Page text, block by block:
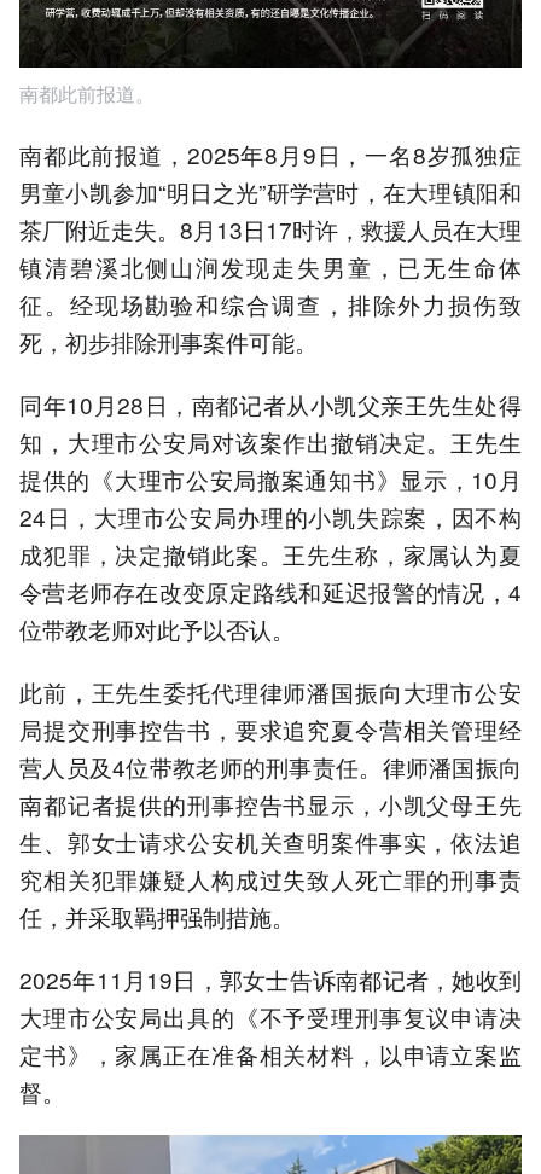
南都此前报道。
南都此前报道，2025年8月9日，一名8岁孤独症
男童小凯参加“明日之光”研学营时，在大理镇阳和
茶厂附近走失。8月13日17时许，救援人员在大理
镇清碧溪北侧山涧发现走失男童，已无生命体
征。经现场勘验和综合调查，排除外力损伤致
死，初步排除刑事案件可能。
同年10月28日，南都记者从小凯父亲王先生处得
知，大理市公安局对该案作出撤销决定。王先生
提供的《大理市公安局撤案通知书》显示，10月
24日，大理市公安局办理的小凯失踪案，因不构
成犯罪，决定撤销此案。王先生称，家属认为夏
令营老师存在改变原定路线和延迟报警的情况，4
位带教老师对此予以否认。
此前，王先生委托代理律师潘国振向大理市公安
局提交刑事控告书，要求追究夏令营相关管理经
营人员及4位带教老师的刑事责任。律师潘国振向
南都记者提供的刑事控告书显示，小凯父母王先
生、郭女士请求公安机关查明案件事实，依法追
究相关犯罪嫌疑人构成过失致人死亡罪的刑事责
任，并采取羁押强制措施。
2025年11月19日，郭女士告诉南都记者，她收到
大理市公安局出具的《不予受理刑事复议申请决
定书》，家属正在准备相关材料，以申请立案监
督。